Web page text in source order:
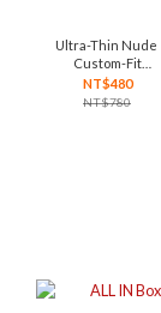
Ultra-Thin Nude
Custom-Fit
Invisible Bra
NT$480
NT$780